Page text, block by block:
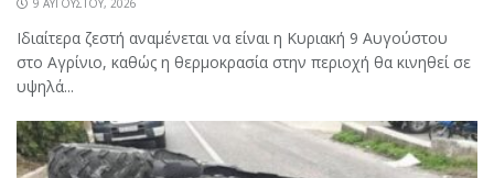
9 ΑΥΓΟΎΣΤΟΥ, 2026
Ιδιαίτερα ζεστή αναμένεται να είναι η Κυριακή 9 Αυγούστου
στο Αγρίνιο, καθώς η θερμοκρασία στην περιοχή θα κινηθεί σε
υψηλά...